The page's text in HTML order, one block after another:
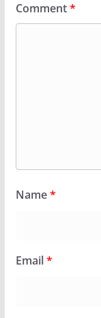
Comment*
Name*
Email*